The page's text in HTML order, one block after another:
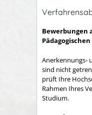
Bewerbungen
Anerkennungs-
sind nicht
prüft Ihre
Rahmen Ihres
Studium.